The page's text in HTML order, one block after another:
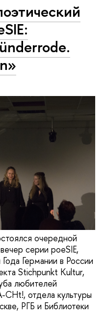
очередной
серии poeSIE,
Германии в России
Stichpunkt Kultur,
любителей
отдела культуры
РГБ и Библиотеки